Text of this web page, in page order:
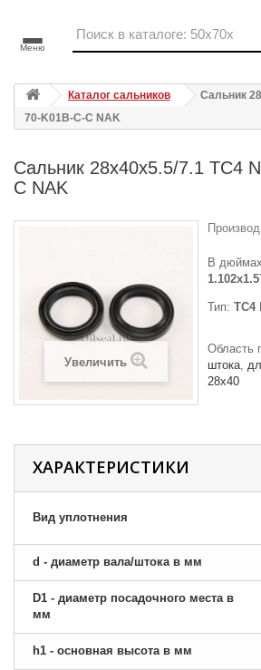
Меню
Каталог сальников
Сальник
70-K01B-C-C NAK
Сальник 28x40x5.5/7.1 TC4
C NAK
Увеличить
В
Тип: TC4
Область
штока
28x40
ХАРАКТЕРИСТИКИ
Вид уплотнения
d - диаметр вала/штока в мм
D1 - диаметр посадочного места в
мм
h1 - основная высота в мм